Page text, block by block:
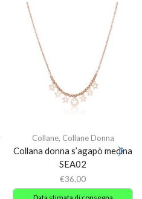
Collane, Collane Donna
Collana donna s’agapò medina
SEA02
€36,00